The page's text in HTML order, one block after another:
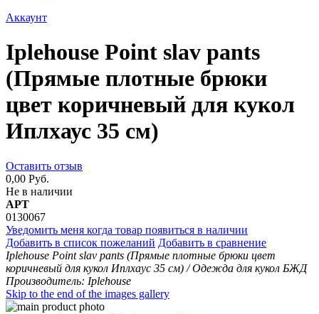
Аккаунт
Iplehouse Point slav pants
(Прямые плотные брюки
цвет коричневый для кукол
Иплхаус 35 см)
Оставить отзыв
0,00 Руб.
Не в наличии
АРТ
0130067
Уведомить меня когда товар появиться в наличии
Добавить в список пожеланий Добавить в сравнение
Iplehouse Point slav pants (Прямые плотные брюки цвет
коричневый для кукол Иплхаус 35 см) / Одежда для кукол БЖД
Производитель: Iplehouse
Skip to the end of the images gallery